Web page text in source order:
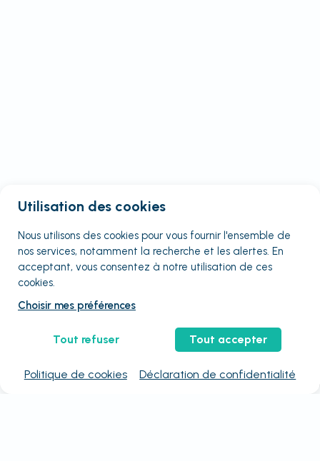
Utilisation des cookies
Nous utilisons des cookies pour vous fournir l'ensemble de
nos services, notamment la recherche et les alertes. En
acceptant, vous consentez à notre utilisation de ces
cookies.
Choisir mes préférences
Tout refuser Tout accepter
Politique de cookies Déclaration de confidentialité